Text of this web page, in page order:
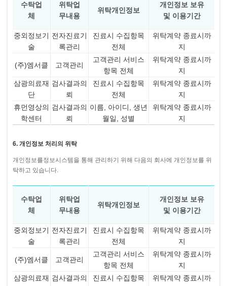
수탁업
체
위탁업
무내용
위탁개인정보
개인정보 보유
및 이용기간
중외정보기
술
전자진료기
록관리
진료시 수집항목
전체
위탁계약 종료시까
지
(주)엠서클 고객관리
고객관리 서비스
항목 전체
위탁계약 종료시까
지
삼광의료재
단
검사결과의
뢰
진료시 수집항목
전체
위탁계약 종료시까
지
휴먼영상의
학센터
검사결과의
뢰
이름, 아이디, 생년
월일, 성별
위탁계약 종료시까
지
6. 개인정보 처리의 위탁
개인정보를정보시스템을 통해 관리하기 위해 다음의 회사에 개인정보를 위
탁하고 있습니다.
수탁업
체
위탁업
무내용
위탁개인정보
개인정보 보유
및 이용기간
중외정보기
술
전자진료기
록관리
진료시 수집항목
전체
위탁계약 종료시까
지
(주)엠서클 고객관리
고객관리 서비스
항목 전체
위탁계약 종료시까
지
삼광의료재 검사결과의
진료시 수집항목
위탁계약 종료시까